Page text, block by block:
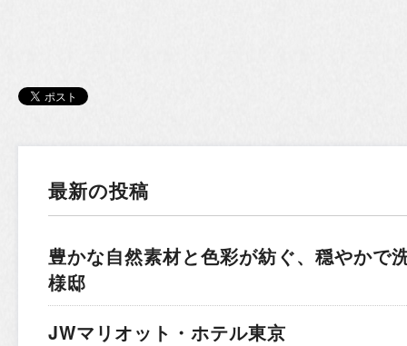
最新の投稿
豊かな自然素材と色彩が紡ぐ、穏やかで
様邸
JWマリオット・ホテル東京